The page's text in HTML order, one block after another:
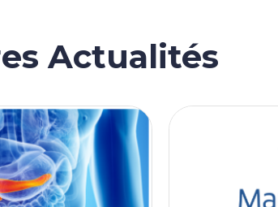
Actualités